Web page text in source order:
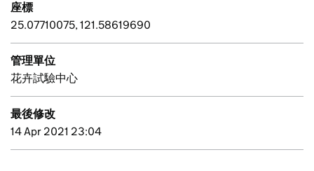
座標
25.07710075, 121.58619690
管理單位
花卉試驗中心
最後修改
14 Apr 2021 23:04